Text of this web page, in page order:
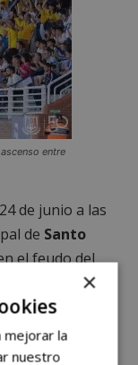
entre
de junio a las
de Santo
el feudo del
partido más
los más
×
mejorar la
nuestro